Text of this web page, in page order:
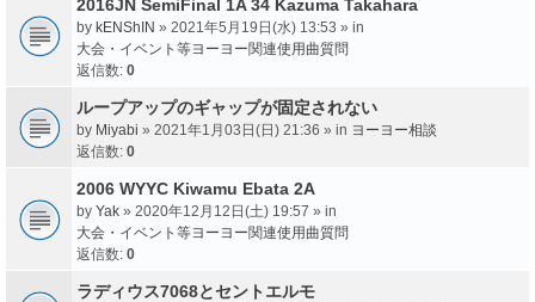
2016JN SemiFinal 1A 34 Kazuma Takahara
by kENShIN » 2021年5月19日(水) 13:53 » in
大会・イベント等ヨーヨー関連使用曲質問
返信数: 0
ループアップのギャップが固定されない
by Miyabi » 2021年1月03日(日) 21:36 » in ヨーヨー相談
返信数: 0
2006 WYYC Kiwamu Ebata 2A
by Yak » 2020年12月12日(土) 19:57 » in
大会・イベント等ヨーヨー関連使用曲質問
返信数: 0
ラディウス7068とセントエルモ